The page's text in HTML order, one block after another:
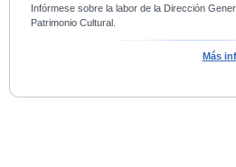
Infórmese sobre la labor de la Dirección
Patrimonio Cultural.
Más